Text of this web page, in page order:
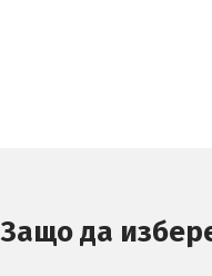
Защо да